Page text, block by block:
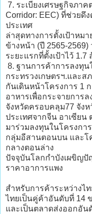
7. ระเบียงเศรษฐกิจภา
Corridor: EEC) ที่ช่วยดึ
ประเทศ
ล่าสุดทางการตั้งเป้าหม
ข้างหน้า (ปี 2565-2569)
ระยะแรกที่ตั้งเป้าไว้
8. ฐานการค้าการลงทุน
กระทรวงเกษตรฯ.และส
กันเดินหน้าโครงการ 1
อาหารเพื่อกระจายการ
จังหวัดครอบคลุม77 จัง
ประเทศจากจีน อาเซียน
มาร่วมลงทุนในโครงกา
กลุ่มอีสานตอนบน และโ
กลางตอนล่าง
ปัจจุบันโลกกำบังเผขิญปั
ราคาอาการแพง
สำหรับการค้าระหว่างไ
ไทยเป็นคู่ค้าอันดับที่ 14
และเป็นตลาดส่งออกอัน